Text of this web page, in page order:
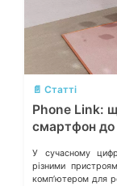
📄 Статті
Phone Link:
смартфон
У сучасному
різними
компʼютером для